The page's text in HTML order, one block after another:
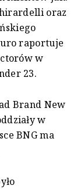
oraz
raportuje
w
23.
Brand New
w
BNG ma